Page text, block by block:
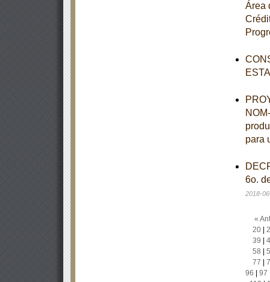
Área
para
6o.
2018-
«
20|
39
58
77
96
97